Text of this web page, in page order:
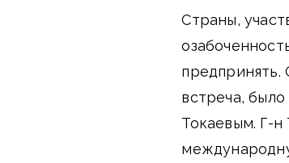
Страны,
предпринять.
встреча,
Токаевым. Г-